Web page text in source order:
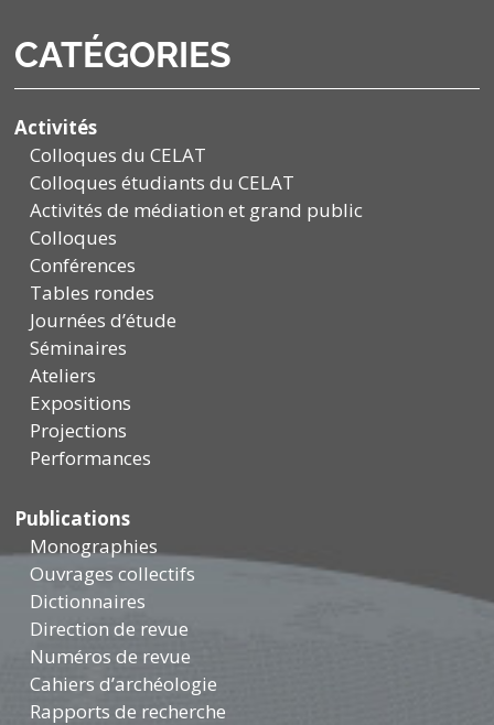
CATÉGORIES
Activités
Colloques du CELAT
Colloques étudiants du CELAT
Activités de médiation et grand public
Colloques
Conférences
Tables rondes
Journées d’étude
Séminaires
Ateliers
Expositions
Projections
Performances
Publications
Monographies
Ouvrages collectifs
Dictionnaires
Direction de revue
Numéros de revue
Cahiers d’archéologie
Rapports de recherche